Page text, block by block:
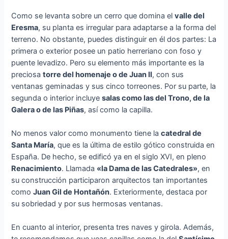
Como se levanta sobre un cerro que domina elvalle del
Eresma, su planta es irregular para adaptarse a la forma del
terreno. No obstante, puedes distinguir en él dos partes: La
primera o exterior posee un patio herreriano con foso y
puente levadizo. Pero su elemento más importante es la
preciosatorre del homenaje o de Juan II, con sus
ventanas geminadas y sus cinco torreones. Por su parte, la
segunda o interior incluyesalas como las del Trono, de la
Galera o de las Piñas, así como la capilla.
No menos valor como monumento tiene lacatedral de
Santa María, que es la última de estilo gótico construida en
España. De hecho, se edificó ya en el siglo XVI, en pleno
Renacimiento. Llamada «la Dama de las Catedrales», en
su construcción participaron arquitectos tan importantes
comoJuan Gil de Hontañón. Exteriormente, destaca por
su sobriedad y por sus hermosas ventanas.
En cuanto al interior, presenta tres naves y girola. Además,